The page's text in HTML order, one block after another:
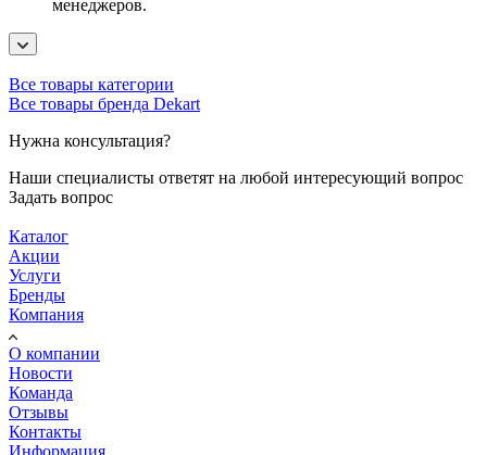
менеджеров.
Все товары категории
Все товары бренда Dekart
Нужна консультация?
Наши специалисты ответят на любой интересующий вопрос
Задать вопрос
Каталог
Акции
Услуги
Бренды
Компания
О компании
Новости
Команда
Отзывы
Контакты